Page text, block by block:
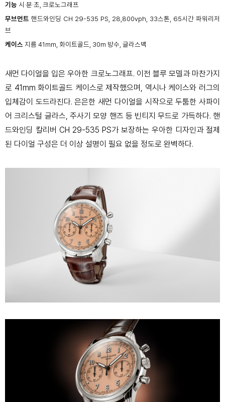
기능 시·분·초, 크로노그래프
무브먼트 핸드와인딩 CH 29-535 PS, 28,800vph, 33스톤, 65시간 파워리저
브
케이스 지름 41mm, 화이트골드, 30m 방수, 글라스백
새먼 다이얼을 입은 우아한 크로노그래프. 이전 블루 모델과 마찬가지
로 41mm 화이트골드 케이스로 제작했으며, 역시나 케이스와 러그의
입체감이 도드라진다. 은은한 새먼 다이얼을 시작으로 두툼한 사파이
어 크리스털 글라스, 주사기 모양 핸즈 등 빈티지 무드로 가득하다. 핸
드와인딩 칼리버 CH 29-535 PS가 보장하는 우아한 디자인과 절제
된 다이얼 구성은 더 이상 설명이 필요 없을 정도로 완벽하다.